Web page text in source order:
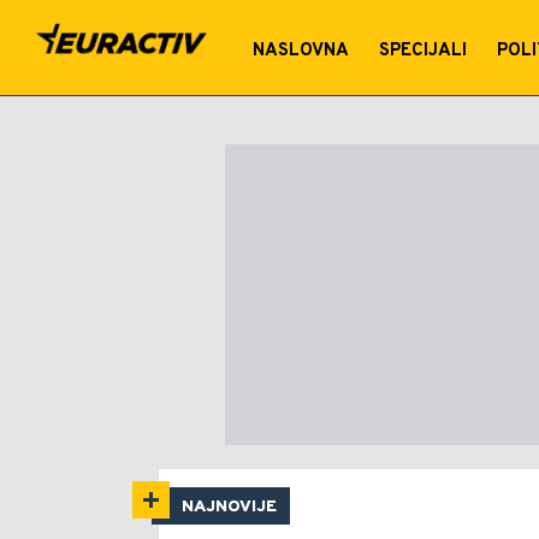
Tamara Milošević Grbić
NASLOVNA SPECIJALI
NAJNOVIJE